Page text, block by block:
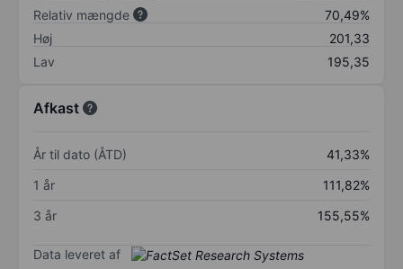
Relativ mængde
70,49%
Høj
201,33
Lav
195,35
Afkast
År til dato (ÅTD)
41,33%
1 år
111,82%
3 år
155,55%
Data leveret af